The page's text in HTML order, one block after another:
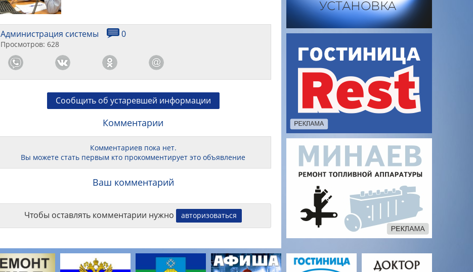
Администрация системы 0
Просмотров: 628
Сообщить об устаревшей информации
Комментарии
Комментариев пока нет.
Вы можете стать первым кто прокомментирует это объявление
Ваш комментарий
Чтобы оставлять комментарии нужно авторизоваться